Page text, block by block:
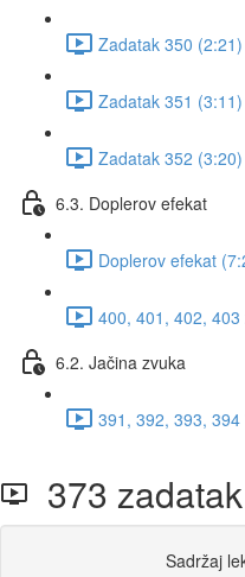
Zadatak 350 (2:21)
Zadatak 351 (3:11)
Zadatak 352 (3:20)
6.3. Doplerov efekat
Doplerov efekat
400, 401, 402,
6.2. Jačina zvuka
391, 392, 393,
373 zadatak
Sadržaj